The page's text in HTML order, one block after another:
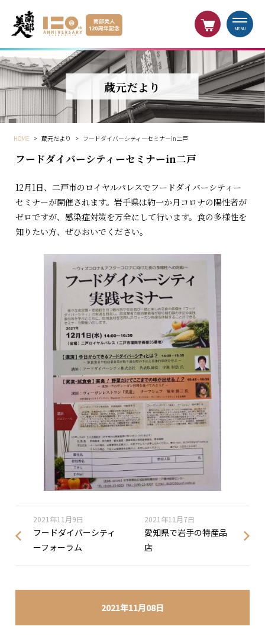
MENU
蔵元だより
HOME > 蔵元だより > フードダイバーシティーセミナーin二戸
2021年11月08日
フードダイバーシティーセミナーin二戸
12月1日、二戸市のロイヤルパレスでフードダイバーシティー
セミナーが開催されます。岩手県は約一か月コロナの陽性者が
ゼロですが、感染症対策を万全にして行います。食の多様性を
知りたい方、ぜひおいでください。
2021年11月9日
フードダイバーシティ
ーフォーラム
2021年11月7日
愛知県で岩手の特産品
店